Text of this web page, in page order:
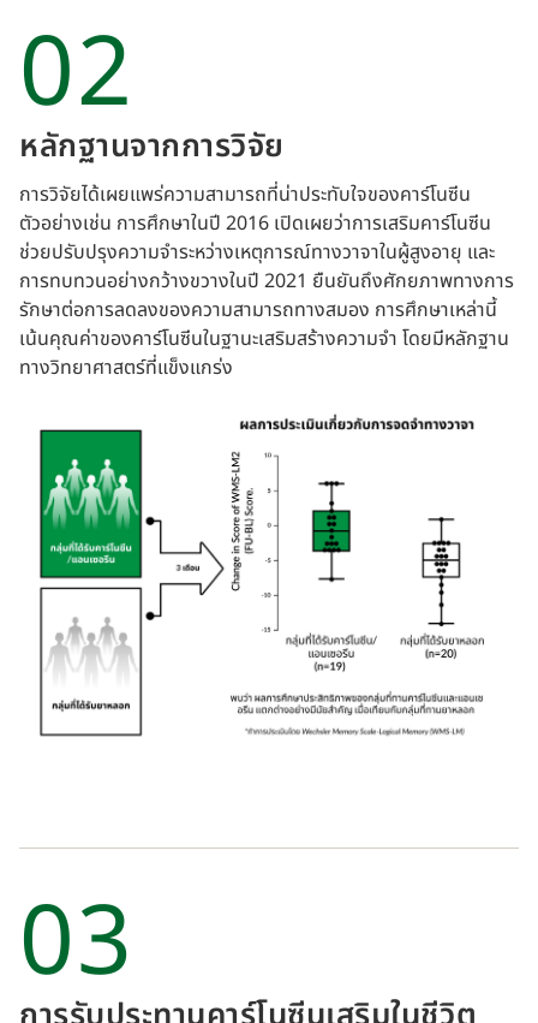
02
หลักฐานจากการวิจัย
การวิจัยได้เผยแพร่ความสามารถที่น่าประทับใจของคาร์โนซีน
ตัวอย่างเช่น การศึกษาในปี 2016 เปิดเผยว่าการเสริมคาร์โนซีน
ช่วยปรับปรุงความจำระหว่างเหตุการณ์ทางวาจาในผู้สูงอายุ และ
การทบทวนอย่างกว้างขวางในปี 2021 ยืนยันถึงศักยภาพทางการ
รักษาต่อการลดลงของความสามารถทางสมอง การศึกษาเหล่านี้
เน้นคุณค่าของคาร์โนซีนในฐานะเสริมสร้างความจำ โดยมีหลักฐาน
ทางวิทยาศาสตร์ที่แข็งแกร่ง
03